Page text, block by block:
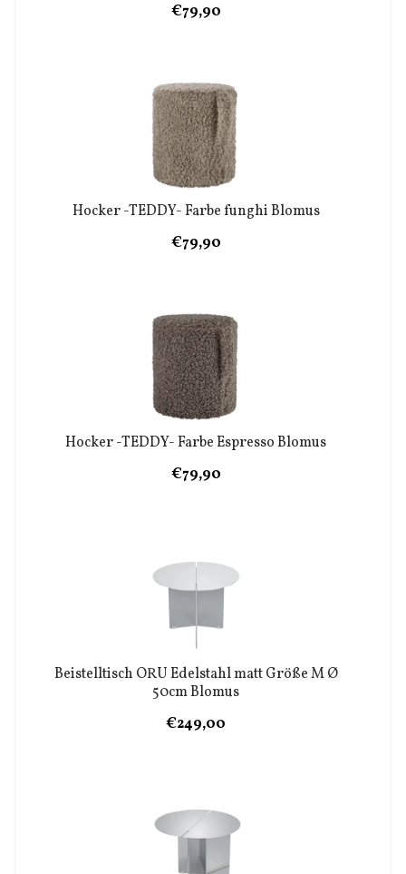
€79,90
Hocker -TEDDY- Farbe funghi Blomus
€79,90
Hocker -TEDDY- Farbe Espresso Blomus
€79,90
Beistelltisch ORU Edelstahl matt Größe M Ø
50cm Blomus
€249,00